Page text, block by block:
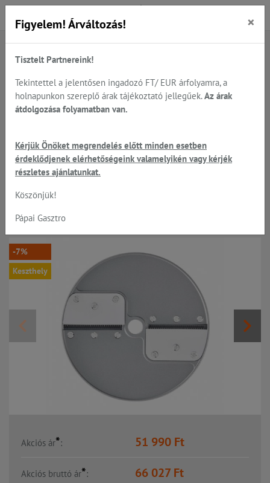
Főoldal Termékek
Zöldség - gyümölcs feldolgozók, Robot-Coupe
Robot-Coupe tárcsák, teljes típus választéka
Julienne tárcsák CL50;CL52;CL55;CL60;
Robot-Coupe - 2,5*2,5mm
JULIENNE vágó tárcsa CL50;
CL52; CL55; CL60
-7%
Keszthely
Akciós ár*: 51 990 Ft
Akciós bruttó ár*: 66 027 Ft
Figyelem! Árváltozás! ×
Tisztelt Partnereink!
Tekintettel a jelentősen ingadozó FT/ EUR árfolyamra, a
holnapunkon szereplő árak tájékoztató jellegűek. Az árak
átdolgozása folyamatban van.
Kérjük Önöket megrendelés előtt minden esetben
érdeklődjenek elérhetőségeink valamelyikén vagy kérjék
részletes ajánlatunkat.
Köszönjük!
Pápai Gasztro